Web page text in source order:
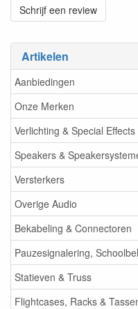
Artikelen
Aanbiedingen
Onze Merken
Verlichting & Special Effects
Speakers &
Versterkers
Overige Audio
Bekabeling & Connectoren
Pauzesignalering,
Statieven & Truss
Flightcases, Racks &
Schrijf een review